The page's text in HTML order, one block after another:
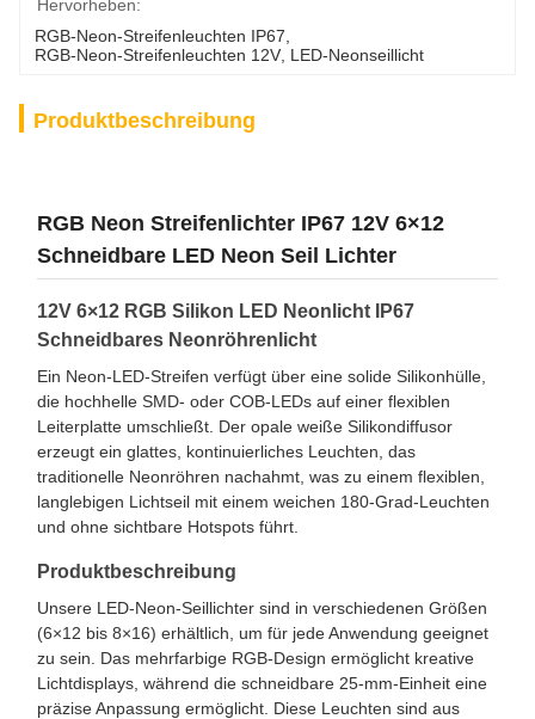
Hervorheben:
RGB-Neon-Streifenleuchten IP67
RGB-Neon-Streifenleuchten 12V LED-Neonseillicht
Produktbeschreibung
RGB Neon Streifenlichter IP67 12V 6×12
Schneidbare LED Neon Seil Lichter
12V 6×12 RGB Silikon LED Neonlicht IP67
Schneidbares Neonröhrenlicht
Ein Neon-LED-Streifen verfügt über eine solide Silikonhülle,
die hochhelle SMD- oder COB-LEDs auf einer flexiblen
Leiterplatte umschließt. Der opale weiße Silikondiffusor
erzeugt ein glattes, kontinuierliches Leuchten, das
traditionelle Neonröhren nachahmt, was zu einem flexiblen,
langlebigen Lichtseil mit einem weichen 180-Grad-Leuchten
und ohne sichtbare Hotspots führt.
Produktbeschreibung
Unsere LED-Neon-Seillichter sind in verschiedenen Größen
(6×12 bis 8×16) erhältlich, um für jede Anwendung geeignet
zu sein. Das mehrfarbige RGB-Design ermöglicht kreative
Lichtdisplays, während die schneidbare 25-mm-Einheit eine
präzise Anpassung ermöglicht. Diese Leuchten sind aus